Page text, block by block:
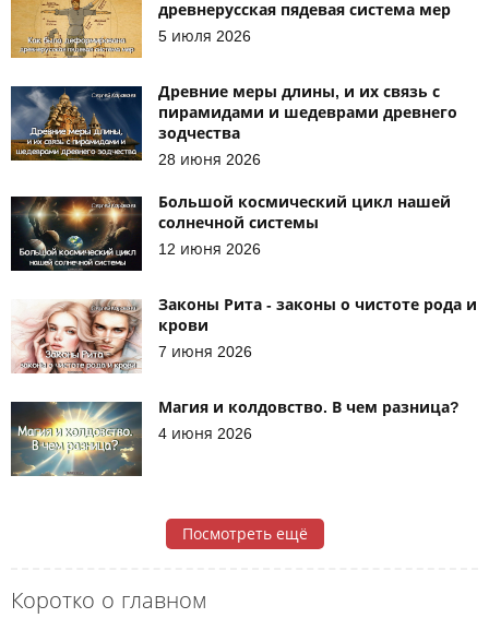
Коротко о главном
древнерусская пядевая система мер
5 июля 2026
Древние меры длины, и их связь с
пирамидами и шедеврами древнего
зодчества
28 июня 2026
Большой космический цикл нашей
солнечной системы
12 июня 2026
Законы Рита - законы о чистоте рода и
крови
7 июня 2026
Магия и колдовство. В чем разница?
4 июня 2026
Посмотреть ещё